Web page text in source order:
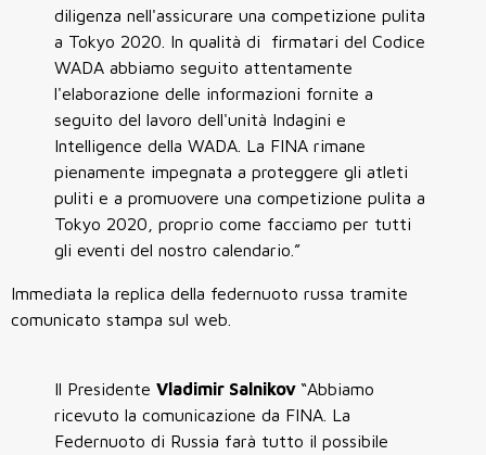
diligenza nell'assicurare una competizione pulita
a Tokyo 2020. In qualità di firmatari del Codice
WADA abbiamo seguito attentamente
l'elaborazione delle informazioni fornite a
seguito del lavoro dell'unità Indagini e
Intelligence della WADA. La FINA rimane
pienamente impegnata a proteggere gli atleti
puliti e a promuovere una competizione pulita a
Tokyo 2020, proprio come facciamo per tutti
gli eventi del nostro calendario.”
Immediata la replica della federnuoto russa tramite
comunicato stampa sul web.
Il Presidente Vladimir Salnikov “Abbiamo
ricevuto la comunicazione da FINA. La
Federnuoto di Russia farà tutto il possibile